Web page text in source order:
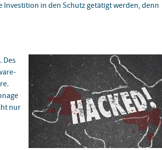
in den Schutz getätigt werden, denn
Des
nur